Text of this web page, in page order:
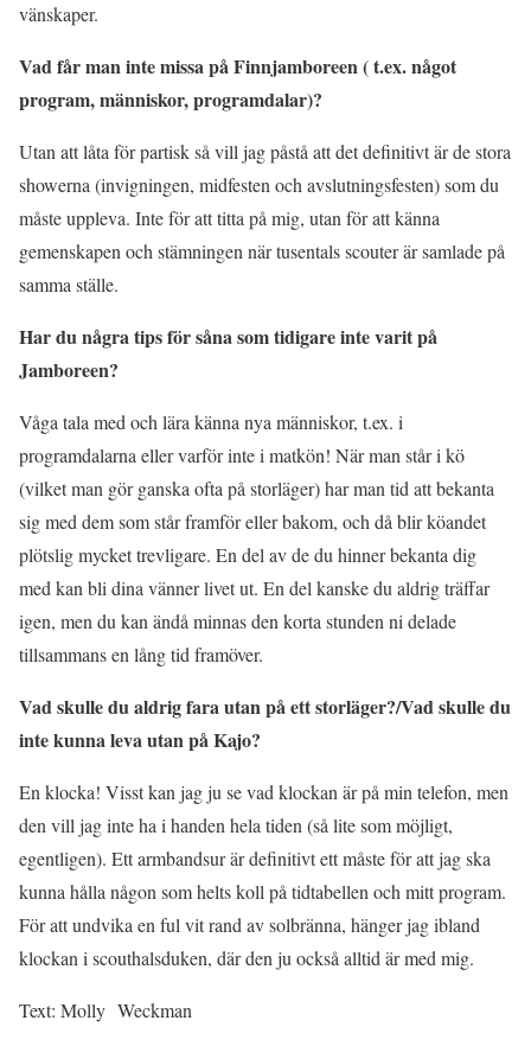
vänskaper.
Vad får man inte missa på Finnjamboreen ( t.ex. något
program, människor, programdalar)?
Utan att låta för partisk så vill jag påstå att det definitivt är de stora
showerna (invigningen, midfesten och avslutningsfesten) som du
måste uppleva. Inte för att titta på mig, utan för att känna
gemenskapen och stämningen när tusentals scouter är samlade på
samma ställe.
Har du några tips för såna som tidigare inte varit på
Jamboreen?
Våga tala med och lära känna nya människor, t.ex. i
programdalarna eller varför inte i matkön! När man står i kö
(vilket man gör ganska ofta på storläger) har man tid att bekanta
sig med dem som står framför eller bakom, och då blir köandet
plötslig mycket trevligare. En del av de du hinner bekanta dig
med kan bli dina vänner livet ut. En del kanske du aldrig träffar
igen, men du kan ändå minnas den korta stunden ni delade
tillsammans en lång tid framöver.
Vad skulle du aldrig fara utan på ett storläger?/Vad skulle du
inte kunna leva utan på Kajo?
En klocka! Visst kan jag ju se vad klockan är på min telefon, men
den vill jag inte ha i handen hela tiden (så lite som möjligt,
egentligen). Ett armbandsur är definitivt ett måste för att jag ska
kunna hålla någon som helts koll på tidtabellen och mitt program.
För att undvika en ful vit rand av solbränna, hänger jag ibland
klockan i scouthalsduken, där den ju också alltid är med mig.
Text: Molly Weckman